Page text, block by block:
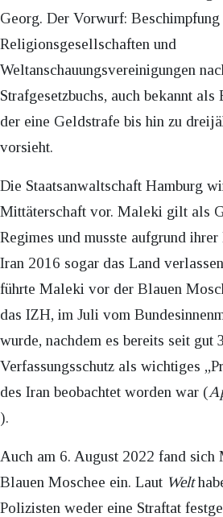
Georg. Der Vorwurf:
Religionsgesellschaften und
Weltanschauungsvereinigungen
Strafgesetzbuchs, auch bekannt als
der eine Geldstrafe bis hin zu
vorsieht.
Die Staatsanwaltschaft Hamburg
Mittäterschaft vor. Maleki gilt als
Regimes und musste aufgrund
Iran 2016 sogar das Land
führte Maleki vor der Blauen
das IZH, im Juli vom
wurde, nachdem es bereits seit gut
Verfassungsschutz als wichtiges
des Iran beobachtet worden war (
).
Auch am 6. August 2022 fand
Blauen Moschee ein. Laut Welt
Polizisten weder eine Straftat